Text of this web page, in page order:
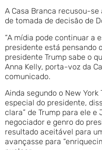
A Casa Branca recusou-
de tomada de decisão de
“A mídia pode continuar a
presidente está pensando
presidente Trump sabe o
Anna Kelly, porta-voz da
comunicado.
Ainda segundo o New
especial do presidente,
clara” de Trump para ele e
negociador e genro do
resultado aceitável para
avançasse para